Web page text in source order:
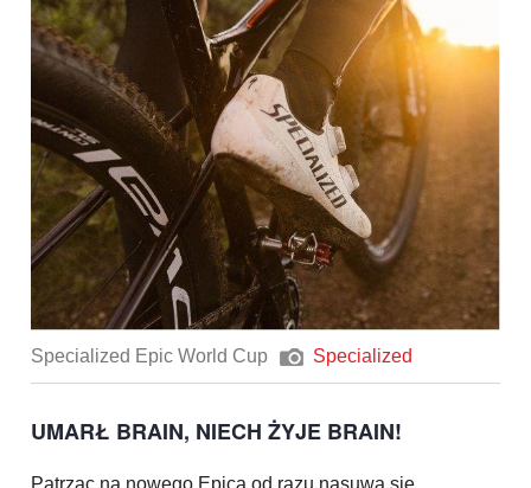
Specialized Epic World Cup Specialized
UMARŁ BRAIN, NIECH ŻYJE BRAIN!